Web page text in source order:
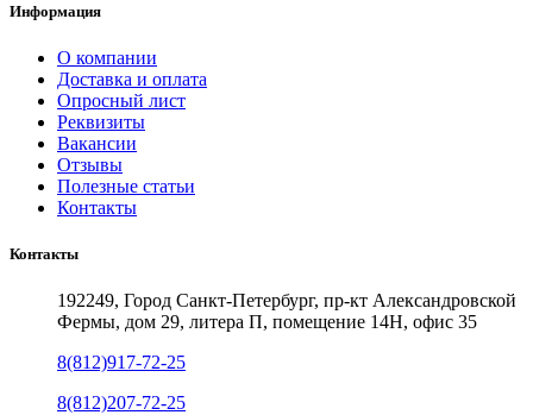
Информация
О компании
Доставка и оплата
Опросный лист
Реквизиты
Вакансии
Отзывы
Полезные статьи
Контакты
Контакты
192249, Город Санкт-Петербург, пр-кт Александровской
Фермы, дом 29, литера П, помещение 14Н, офис 35
8(812)917-72-25
8(812)207-72-25